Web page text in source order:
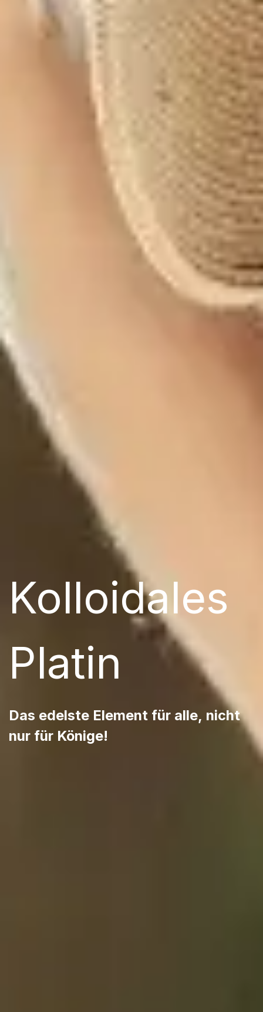
Kolloidales
Platin
Das edelste Element für alle, nicht
nur für Könige!